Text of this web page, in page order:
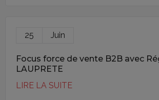
25 Juin
Focus force de vente B2B avec
LAUPRETE
LIRE LA SUITE